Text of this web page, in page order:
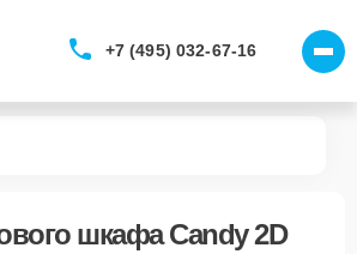
+7 (495) 032-67-16
шкафа Candy 2D